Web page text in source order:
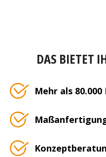
DAS BIETET
Mehr als